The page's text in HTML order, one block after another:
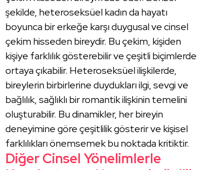
şekilde, heteroseksüel kadın da hayatı
boyunca bir erkeğe karşı duygusal ve cinsel
çekim hisseden bireydir. Bu çekim, kişiden
kişiye farklılık gösterebilir ve çeşitli biçimlerde
ortaya çıkabilir. Heteroseksüel ilişkilerde,
bireylerin birbirlerine duydukları ilgi, sevgi ve
bağlılık, sağlıklı bir romantik ilişkinin temelini
oluşturabilir. Bu dinamikler, her bireyin
deneyimine göre çeşitlilik gösterir ve kişisel
farklılıkları önemsemek bu noktada kritiktir.
Diğer Cinsel Yönelimlerle